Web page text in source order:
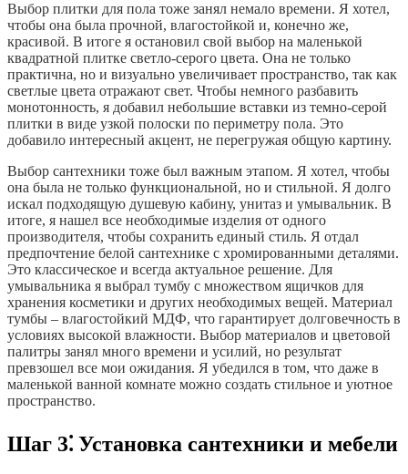
Выбор плитки для пола тоже занял немало времени. Я хотел,
чтобы она была прочной, влагостойкой и, конечно же,
красивой. В итоге я остановил свой выбор на маленькой
квадратной плитке светло-серого цвета. Она не только
практична, но и визуально увеличивает пространство, так как
светлые цвета отражают свет. Чтобы немного разбавить
монотонность, я добавил небольшие вставки из темно-серой
плитки в виде узкой полоски по периметру пола. Это
добавило интересный акцент, не перегружая общую картину.
Выбор сантехники тоже был важным этапом. Я хотел, чтобы
она была не только функциональной, но и стильной. Я долго
искал подходящую душевую кабину, унитаз и умывальник. В
итоге, я нашел все необходимые изделия от одного
производителя, чтобы сохранить единый стиль. Я отдал
предпочтение белой сантехнике с хромированными деталями.
Это классическое и всегда актуальное решение. Для
умывальника я выбрал тумбу с множеством ящичков для
хранения косметики и других необходимых вещей. Материал
тумбы – влагостойкий МДФ, что гарантирует долговечность в
условиях высокой влажности. Выбор материалов и цветовой
палитры занял много времени и усилий, но результат
превзошел все мои ожидания. Я убедился в том, что даже в
маленькой ванной комнате можно создать стильное и уютное
пространство.
Шаг 3⁚ Установка сантехники и мебели